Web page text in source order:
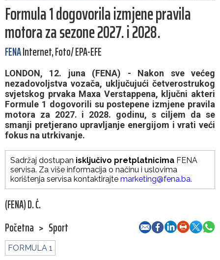
Formula 1 dogovorila izmjene pravila
motora za sezone 2027. i 2028.
FENAInternet, Foto/ EPA-EFE
LONDON, 12. juna (FENA) - Nakon sve većeg
nezadovoljstva vozača, uključujući četverostrukog
svjetskog prvaka Maxa Verstappena, ključni akteri
Formule 1 dogovorili su postepene izmjene pravila
motora za 2027. i 2028. godinu, s ciljem da se
smanji pretjerano upravljanje energijom i vrati veći
fokus na utrkivanje.
Sadržaj dostupan isključivo pretplatnicima FENA
servisa. Za više informacija o načinu i uslovima
korištenja servisa kontaktirajte marketing@fena.ba.
(FENA) D. Ć.
Početna > Sport
FORMULA 1